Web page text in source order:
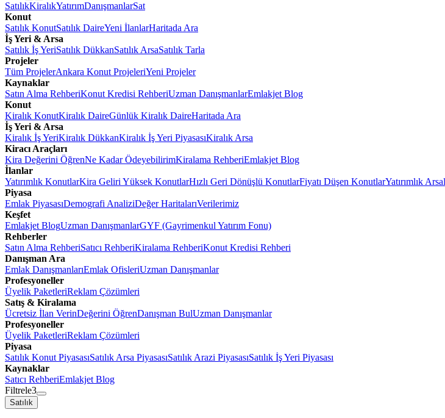
SatılıkKiralıkYatırımDanışmanlarSat
Konut
Satılık KonutSatılık DaireYeni İlanlarHaritada Ara
İş Yeri & Arsa
Satılık İş YeriSatılık DükkanSatılık ArsaSatılık Tarla
Projeler
Tüm ProjelerAnkara Konut ProjeleriYeni Projeler
Kaynaklar
Satın Alma RehberiKonut Kredisi RehberiUzman DanışmanlarEmlakjet Blog
Konut
Kiralık KonutKiralık DaireGünlük Kiralık DaireHaritada Ara
İş Yeri & Arsa
Kiralık İş YeriKiralık DükkanKiralık İş Yeri PiyasasıKiralık Arsa
Kiracı Araçları
Kira Değerini ÖğrenNe Kadar ÖdeyebilirimKiralama RehberiEmlakjet Blog
İlanlar
Yatırımlık KonutlarKira Geliri Yüksek KonutlarHızlı Geri Dönüşlü KonutlarFiyatı Düşen KonutlarYatırımlık
Piyasa
Emlak PiyasasıDemografi AnaliziDeğer HaritalarıVerilerimiz
Keşfet
Emlakjet BlogUzman DanışmanlarGYF (Gayrimenkul Yatırım Fonu)
Rehberler
Satın Alma RehberiSatıcı RehberiKiralama RehberiKonut Kredisi Rehberi
Danışman Ara
Emlak DanışmanlarıEmlak OfisleriUzman Danışmanlar
Profesyoneller
Üyelik PaketleriReklam Çözümleri
Satış & Kiralama
Ücretsiz İlan VerinDeğerini ÖğrenDanışman BulUzman Danışmanlar
Profesyoneller
Üyelik PaketleriReklam Çözümleri
Piyasa
Satılık Konut PiyasasıSatılık Arsa PiyasasıSatılık Arazi PiyasasıSatılık İş Yeri Piyasası
Kaynaklar
Satıcı RehberiEmlakjet Blog
Filtrele3
Satılık